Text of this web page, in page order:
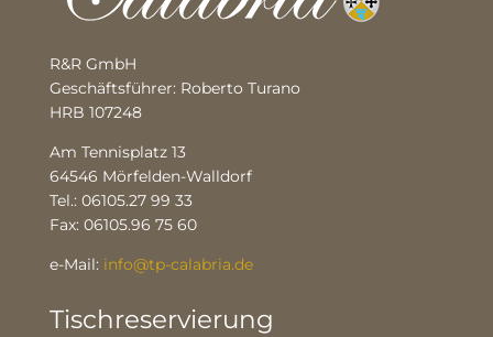
R&R GmbH
Geschäftsführer: Roberto Turano
HRB 107248
Am Tennisplatz 13
64546 Mörfelden-Walldorf
Tel.: 06105.27 99 33
Fax: 06105.96 75 60
e-Mail: info@tp-calabria.de
Tischreservierung